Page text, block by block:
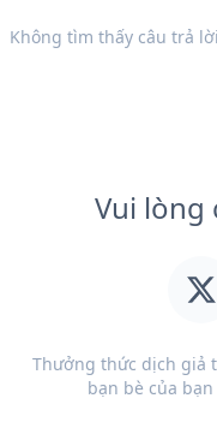
Không tìm thấy câu trả
Vui lòng
Thưởng thức dịch giả
bạn bè của